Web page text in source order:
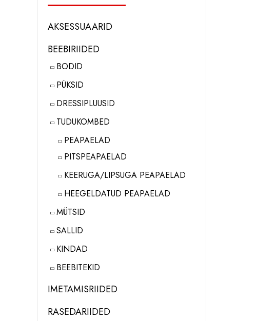
AKSESSUAARID
BEEBIRIIDED
BODID
PÜKSID
DRESSIPLUUSID
TUDUKOMBED
PEAPAELAD
PITSPEAPAELAD
KEERUGA/LIPSUGA PEAPAELAD
HEEGELDATUD PEAPAELAD
MÜTSID
SALLID
KINDAD
BEEBITEKID
IMETAMISRIIDED
RASEDARIIDED